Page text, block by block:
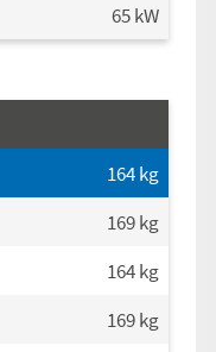
65kW
164kg
169kg
164kg
169kg